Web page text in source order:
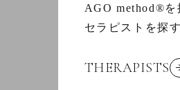
AGO method®を
セラピストを探す
THERAPISTS